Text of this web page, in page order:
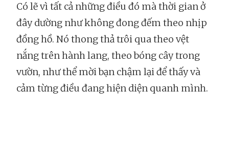
Có lẽ vì tất cả những điều đó mà thời gian ở
đây dường như không đong đếm theo nhịp
đồng hồ. Nó thong thả trôi qua theo vệt
nắng trên hành lang, theo bóng cây trong
vườn, như thể mời bạn chậm lại để thấy và
cảm từng điều đang hiện diện quanh mình.